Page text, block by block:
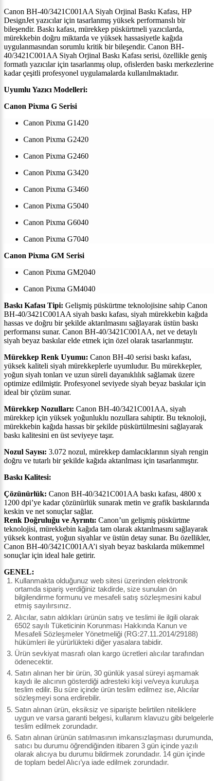
Canon BH-40/3421C001AA Siyah Orjinal Baskı Kafası, HP
DesignJet yazıcılar için tasarlanmış yüksek performanslı bir
bileşendir. Baskı kafası, mürekkep püskürtmeli yazıcılarda,
mürekkebin doğru miktarda ve yüksek hassasiyetle kağıda
uygulanmasından sorumlu kritik bir bileşendir. Canon BH-
40/3421C001AA Siyah Orjinal Baskı Kafası serisi, özellikle geniş
formatlı yazıcılar için tasarlanmış olup, ofislerden baskı merkezlerine
kadar çeşitli profesyonel uygulamalarda kullanılmaktadır.
Uyumlu Yazıcı Modelleri:
Canon Pixma G Serisi
Canon Pixma G1420
Canon Pixma G2420
Canon Pixma G2460
Canon Pixma G3420
Canon Pixma G3460
Canon Pixma G5040
Canon Pixma G6040
Canon Pixma G7040
Canon Pixma GM Serisi
Canon Pixma GM2040
Canon Pixma GM4040
Baskı Kafası Tipi: Gelişmiş püskürtme teknolojisine sahip Canon
BH-40/3421C001AA siyah baskı kafası, siyah mürekkebin kağıda
hassas ve doğru bir şekilde aktarılmasını sağlayarak üstün baskı
performansı sunar. Canon BH-40/3421C001AA, net ve detaylı
siyah beyaz baskılar elde etmek için özel olarak tasarlanmıştır.
Mürekkep Renk Uyumu: Canon BH-40 serisi baskı kafası,
yüksek kaliteli siyah mürekkeplerle uyumludur. Bu mürekkepler,
yoğun siyah tonları ve uzun süreli dayanıklılık sağlamak üzere
optimize edilmiştir. Profesyonel seviyede siyah beyaz baskılar için
ideal bir çözüm sunar.
Mürekkep Nozulları: Canon BH-40/3421C001AA, siyah
mürekkep için yüksek yoğunluklu nozullara sahiptir. Bu teknoloji,
mürekkebin kağıda hassas bir şekilde püskürtülmesini sağlayarak
baskı kalitesini en üst seviyeye taşır.
Nozul Sayısı: 3.072 nozul, mürekkep damlacıklarının siyah rengin
doğru ve tutarlı bir şekilde kağıda aktarılması için tasarlanmıştır.
Baskı Kalitesi:
Çözünürlük: Canon BH-40/3421C001AA baskı kafası, 4800 x
1200 dpi’ye kadar çözünürlük sunarak metin ve grafik baskılarında
keskin ve net sonuçlar sağlar.
Renk Doğruluğu ve Ayrıntı: Canon’un gelişmiş püskürtme
teknolojisi, mürekkebin kağıda tam olarak aktarılmasını sağlayarak
yüksek kontrast, yoğun siyahlar ve üstün detay sunar. Bu özellikler,
Canon BH-40/3421C001AA’i siyah beyaz baskılarda mükemmel
sonuçlar için ideal hale getirir.
GENEL:
Kullanmakta olduğunuz web sitesi üzerinden elektronik
ortamda sipariş verdiğiniz takdirde, size sunulan ön
bilgilendirme formunu ve mesafeli satış sözleşmesini kabul
etmiş sayılırsınız.
Alıcılar, satın aldıkları ürünün satış ve teslimi ile ilgili olarak
6502 sayılı Tüketicinin Korunması Hakkında Kanun ve
Mesafeli Sözleşmeler Yönetmeliği (RG:27.11.2014/29188)
hükümleri ile yürürlükteki diğer yasalara tabidir.
Ürün sevkiyat masrafı olan kargo ücretleri alıcılar tarafından
ödenecektir.
Satın alınan her bir ürün, 30 günlük yasal süreyi aşmamak
kaydı ile alıcının gösterdiği adresteki kişi ve/veya kuruluşa
teslim edilir. Bu süre içinde ürün teslim edilmez ise, Alıcılar
sözleşmeyi sona erdirebilir.
Satın alınan ürün, eksiksiz ve siparişte belirtilen niteliklere
uygun ve varsa garanti belgesi, kullanım klavuzu gibi belgelerle
teslim edilmek zorundadır.
Satın alınan ürünün satılmasının imkansızlaşması durumunda,
satıcı bu durumu öğrendiğinden itibaren 3 gün içinde yazılı
olarak alıcıya bu durumu bildirmek zorundadır. 14 gün içinde
de toplam bedel Alıcı’ya iade edilmek zorundadır.